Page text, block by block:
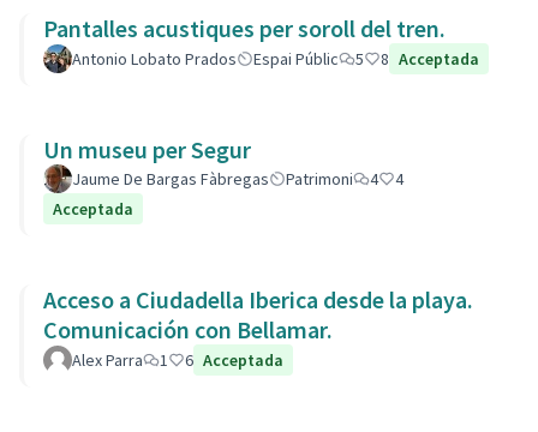
Pantalles acustiques per soroll del tren.
Antonio Lobato Prados Espai Públic 5 8 Acceptada
Un museu per Segur
Jaume De Bargas Fàbregas Patrimoni 4
4
Acceptada
Acceso a Ciudadella Iberica desde la playa.
Comunicación con Bellamar.
Alex Parra 1 6 Acceptada